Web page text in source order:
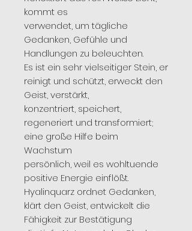
kommt es
verwendet, um tägliche
Gedanken, Gefühle und
Handlungen zu beleuchten.
Es ist ein sehr vielseitiger Stein, er
reinigt und schützt, erweckt den
Geist, verstärkt,
konzentriert, speichert,
regeneriert und transformiert;
eine große Hilfe beim
Wachstum
persönlich, weil es wohltuende
positive Energie einflößt.
Hyalinquarz ordnet Gedanken,
klärt den Geist, entwickelt die
Fähigkeit zur Bestätigung